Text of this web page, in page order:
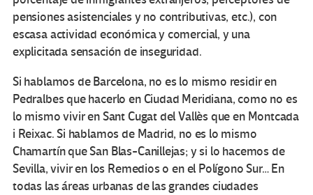
pensiones asistenciales y no contributivas, etc.), con
escasa actividad económica y comercial, y una
explicitada sensación de inseguridad.
Si hablamos de Barcelona, no es lo mismo residir en
Pedralbes que hacerlo en Ciudad Meridiana, como no es
lo mismo vivir en Sant Cugat del Vallès que en Montcada
i Reixac. Si hablamos de Madrid, no es lo mismo
Chamartín que San Blas-Canillejas; y si lo hacemos de
Sevilla, vivir en los Remedios o en el Polígono Sur… En
todas las áreas urbanas de las grandes ciudades